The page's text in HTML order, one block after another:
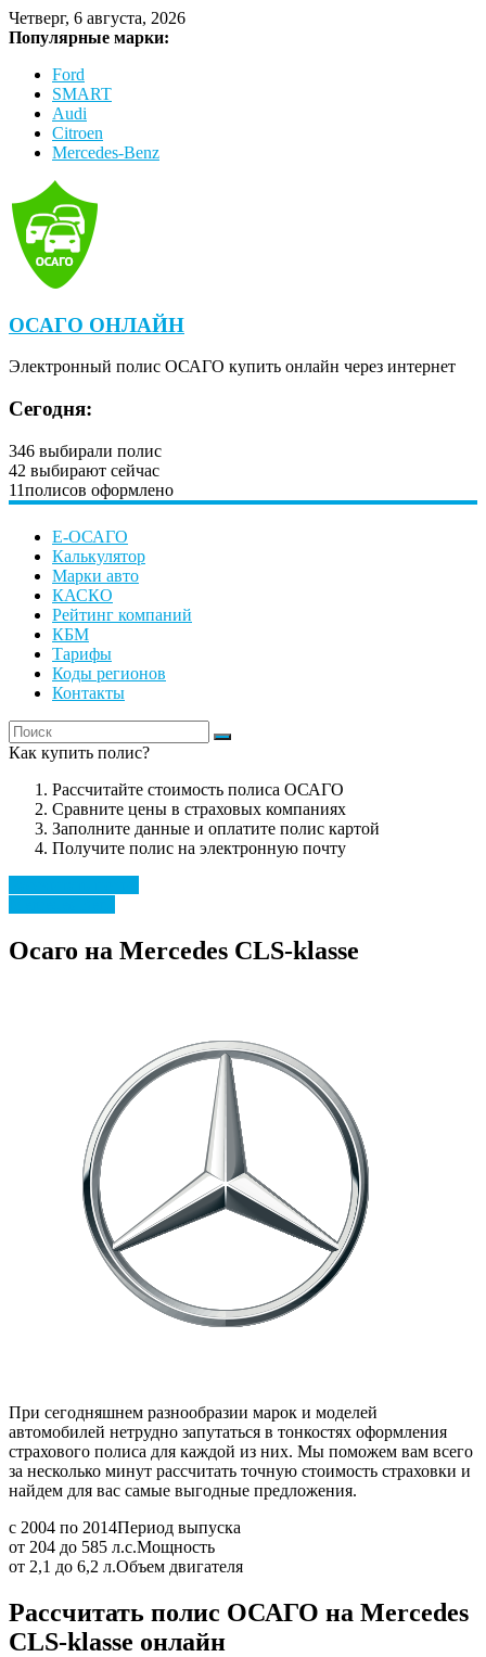
Четверг, 6 августа, 2026
Популярные марки:
Ford
SMART
Audi
Citroen
Mercedes-Benz
ОСАГО ОНЛАЙН
Электронный полис ОСАГО купить онлайн через интернет
Сегодня:
346 выбирали полис
42 выбирают сейчас
11полисов оформлено
Е-ОСАГО
Калькулятор
Марки авто
КАСКО
Рейтинг компаний
КБМ
Тарифы
Коды регионов
Контакты
Как купить полис?
Рассчитайте стоимость полиса ОСАГО
Сравните цены в страховых компаниях
Заполните данные и оплатите полис картой
Получите полис на электронную почту
Осаго на Mercedes CLS-klasse
При сегодняшнем разнообразии марок и моделей
автомобилей нетрудно запутаться в тонкостях оформления
страхового полиса для каждой из них. Мы поможем вам всего
за несколько минут рассчитать точную стоимость страховки и
найдем для вас самые выгодные предложения.
с 2004 по 2014Период выпуска
от 204 до 585 л.с.Мощность
от 2,1 до 6,2 л.Объем двигателя
Рассчитать полис ОСАГО на Mercedes
CLS-klasse онлайн